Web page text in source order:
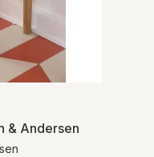
& Andersen